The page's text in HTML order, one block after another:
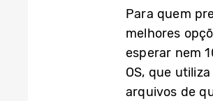
Para quem
melhores
esperar nem
OS, que
arquivos de